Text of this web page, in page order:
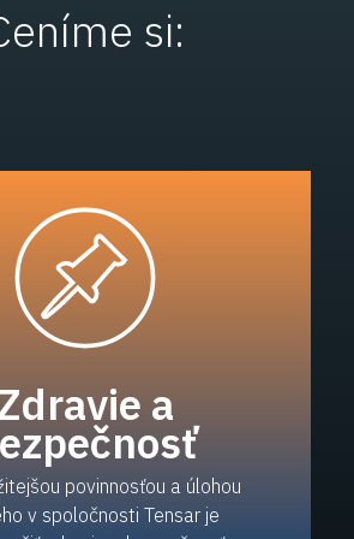
si:
a
povinnosťou a úlohou
v spoločnosti Tensar je